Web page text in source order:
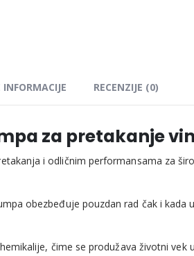
RECENZIJE (0)
za pretakanje
i odličnim performansama za
obezbeđuje pouzdan rad čak i
čime se produžava životni